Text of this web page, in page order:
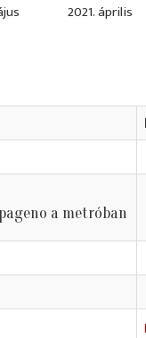
2021. április
a metróban